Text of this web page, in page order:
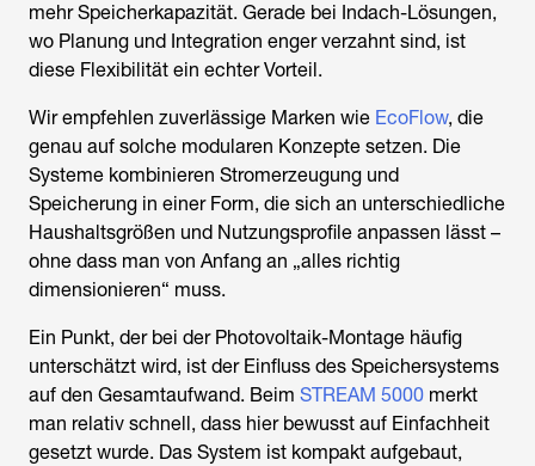
mehr Speicherkapazität. Gerade bei Indach-Lösungen,
wo Planung und Integration enger verzahnt sind, ist
diese Flexibilität ein echter Vorteil.
Wir empfehlen zuverlässige Marken wie EcoFlow, die
genau auf solche modularen Konzepte setzen. Die
Systeme kombinieren Stromerzeugung und
Speicherung in einer Form, die sich an unterschiedliche
Haushaltsgrößen und Nutzungsprofile anpassen lässt –
ohne dass man von Anfang an „alles richtig
dimensionieren“ muss.
Ein Punkt, der bei der Photovoltaik-Montage häufig
unterschätzt wird, ist der Einfluss des Speichersystems
auf den Gesamtaufwand. Beim STREAM 5000 merkt
man relativ schnell, dass hier bewusst auf Einfachheit
gesetzt wurde. Das System ist kompakt aufgebaut,